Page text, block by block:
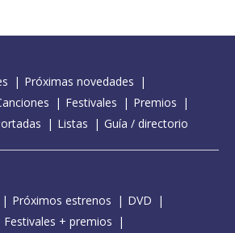
Próximas novedades
Festivales
Premios
Listas Guía / directorio
Próximos estrenos
DVD
Festivales + premios